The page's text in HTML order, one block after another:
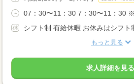
07：30〜11：30 7：30〜11：30 ※
シフト制 有給休暇 お休みはシフト
もっと見る
求人詳細を見る